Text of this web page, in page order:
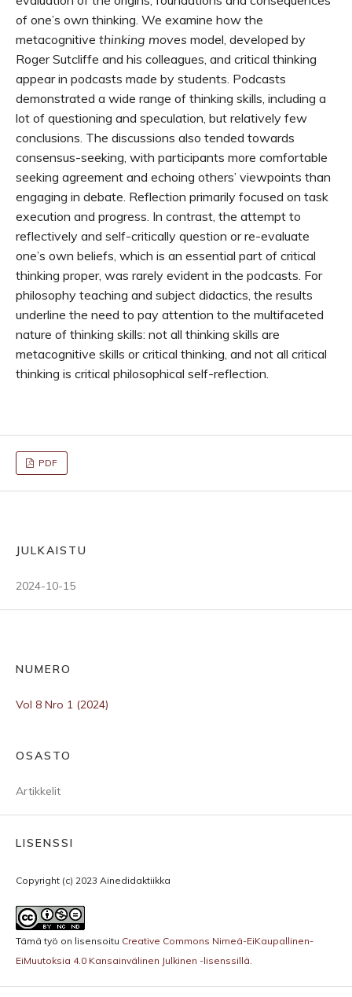
of one’s own thinking. We examine how the
metacognitive thinking moves model, developed by
Roger Sutcliffe and his colleagues, and critical thinking
appear in podcasts made by students. Podcasts
demonstrated a wide range of thinking skills, including a
lot of questioning and speculation, but relatively few
conclusions. The discussions also tended towards
consensus-seeking, with participants more comfortable
seeking agreement and echoing others’ viewpoints than
engaging in debate. Reflection primarily focused on task
execution and progress. In contrast, the attempt to
reflectively and self-critically question or re-evaluate
one’s own beliefs, which is an essential part of critical
thinking proper, was rarely evident in the podcasts. For
philosophy teaching and subject didactics, the results
underline the need to pay attention to the multifaceted
nature of thinking skills: not all thinking skills are
metacognitive skills or critical thinking, and not all critical
thinking is critical philosophical self-reflection.
PDF
JULKAISTU
2024-10-15
NUMERO
Vol 8 Nro 1 (2024)
OSASTO
Artikkelit
LISENSSI
Copyright (c) 2023 Ainedidaktiikka
Tämä työ on lisensoitu Creative Commons Nimeä-EiKaupallinen-
EiMuutoksia 4.0 Kansainvälinen Julkinen -lisenssillä.